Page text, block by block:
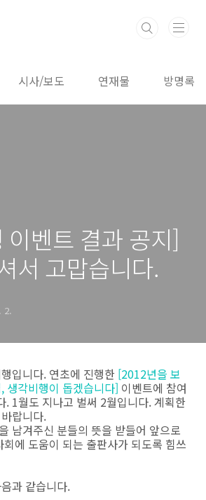
시사/보도 연재물 방명록
이벤트 결과 공지]
서 고맙습니다.
2.
입니다. 연초에 진행한 [2012년을 보
생각비행이 돕겠습니다] 이벤트에 참여
. 1월도 지나고 벌써 2월입니다. 계획한
랍니다.
남겨주신 분들의 뜻을 받들어 앞으로
에 도움이 되는 출판사가 되도록 힘쓰
과 같습니다.